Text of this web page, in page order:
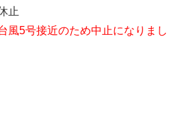
止
風5号接近のため中止になりまし